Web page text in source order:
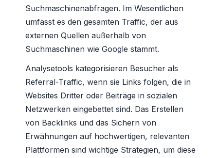
Suchmaschinenabfragen. Im Wesentlichen
umfasst es den gesamten Traffic, der aus
externen Quellen außerhalb von
Suchmaschinen wie Google stammt.
Analysetools kategorisieren Besucher als
Referral-Traffic, wenn sie Links folgen, die in
Websites Dritter oder Beiträge in sozialen
Netzwerken eingebettet sind. Das Erstellen
von Backlinks und das Sichern von
Erwähnungen auf hochwertigen, relevanten
Plattformen sind wichtige Strategien, um diese